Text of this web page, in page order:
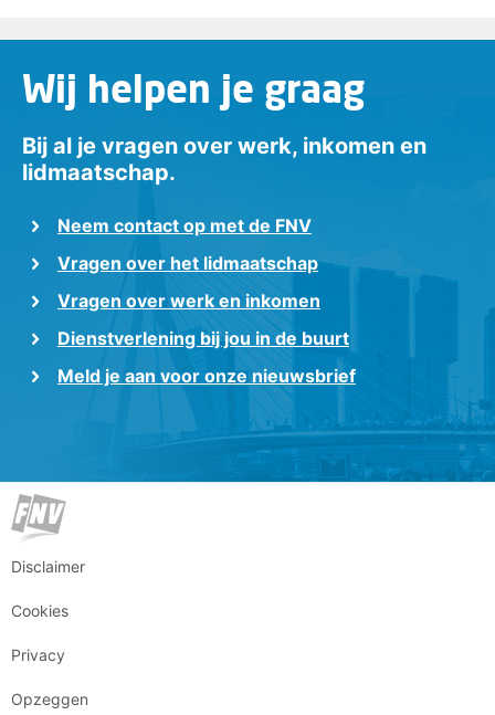
Wij helpen je graag
Bij al je vragen over werk, inkomen en
lidmaatschap.
Neem contact op met de FNV
Vragen over het lidmaatschap
Vragen over werk en inkomen
Dienstverlening bij jou in de buurt
Meld je aan voor onze nieuwsbrief
Disclaimer
Cookies
Privacy
Opzeggen